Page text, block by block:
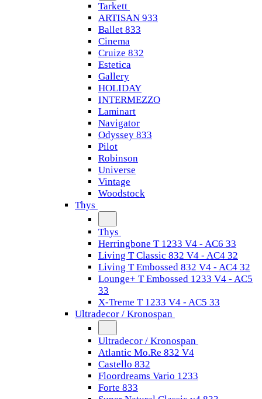
Tarkett
ARTISAN 933
Ballet 833
Cinema
Cruize 832
Estetica
Gallery
HOLIDAY
INTERMEZZO
Laminart
Navigator
Odyssey 833
Pilot
Robinson
Universe
Vintage
Woodstock
Thys
Thys
Herringbone T 1233 V4 - AC6 33
Living T Classic 832 V4 - AC4 32
Living T Embossed 832 V4 - AC4 32
Lounge+ T Embossed 1233 V4 - AC5
33
X-Treme T 1233 V4 - AC5 33
Ultradecor / Kronospan
Ultradecor / Kronospan
Atlantic Mo.Re 832 V4
Castello 832
Floordreams Vario 1233
Forte 833